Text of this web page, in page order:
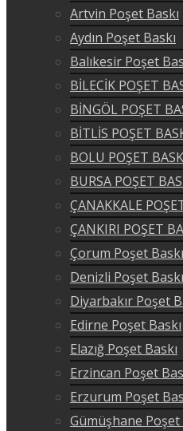
Artvin Poşet Baskı
Aydın Poşet Baskı
Balıkesir Poşet
BİLECİK POŞET
BİNGÖL POŞET
BİTLİS POŞET
BOLU POŞET
BURSA POŞET
ÇANAKKALE
ÇANKIRI POŞET
Çorum Poşet Baskı
Denizli Poşet Baskı
Diyarbakır Poşet
Edirne Poşet Baskı
Elazığ Poşet Baskı
Erzincan Poşet
Erzurum Poşet
Gümüşhane Poşet